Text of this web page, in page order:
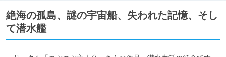
絶海の孤島、謎の宇宙船、失われた記憶、そし
て潜水艦